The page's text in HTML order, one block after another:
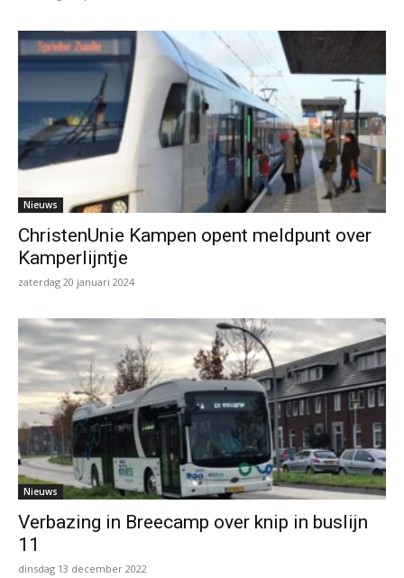
Nieuws
ChristenUnie Kampen opent meldpunt over
Kamperlijntje
zaterdag 20 januari 2024
Nieuws
Verbazing in Breecamp over knip in buslijn
11
dinsdag 13 december 2022